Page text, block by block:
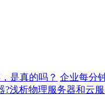
是真的吗？ 企业每分
浅析物理服务器和云